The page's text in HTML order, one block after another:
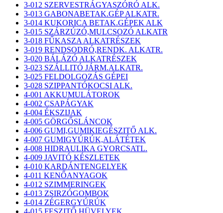
3-012 SZERVESTRÁGYASZÓRÓ ALK.
3-013 GABONABETAK.GÉP ALKATR.
3-014 KUKORICA BETAK.GÉPEK ALK
3-015 SZÁRZÚZÓ,MULCSOZÓ ALKATR
3-018 FŰKASZA ALKATRÉSZEK
3-019 RENDSODRÓ,RENDK. ALKATR.
3-020 BÁLÁZÓ ALKATRÉSZEK
3-023 SZÁLLITÓ JÁRM.ALKATR.
3-025 FELDOLGOZÁS GÉPEI
3-028 SZIPPANTÓKOCSI ALK.
4-001 AKKUMULÁTOROK
4-002 CSAPÁGYAK
4-004 ÉKSZIJAK
4-005 GÖRGŐSLÁNCOK
4-006 GUMI,GUMIKIEGÉSZITŐ ALK.
4-007 GUMIGYÚRÚK,ALÁTÉTEK
4-008 HIDRAULIKA GYORCSATL.
4-009 JAVITÓ KÉSZLETEK
4-010 KARDÁNTENGELYEK
4-011 KENŐANYAGOK
4-012 SZIMMERINGEK
4-013 ZSIRZÓGOMBOK
4-014 ZÉGERGYÚRÚK
4-015 FESZITŐ HÜVELYEK